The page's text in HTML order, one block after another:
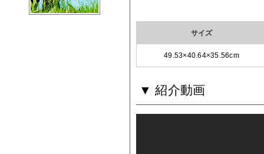
サイズ
49.53×40.64×35.56cm
▼ 紹介動画